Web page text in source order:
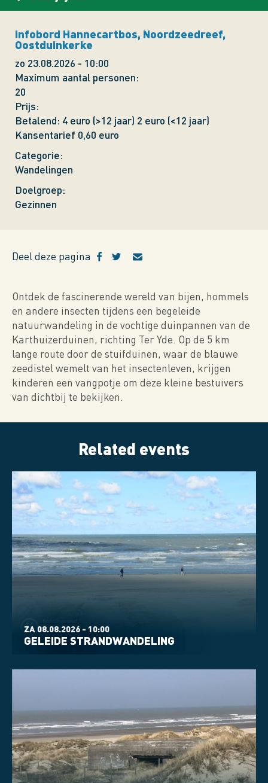
Infobord Hannecartbos, Noordzeedreef,
Oostduinkerke
zo 23.08.2026 - 10:00
Maximum aantal personen
20
Prijs
Betalend: 4 euro (>12 jaar) 2 euro (<12 jaar)
Kansentarief 0,60 euro
Categorie
Wandelingen
Doelgroep
Gezinnen
Deel deze pagina
Ontdek de fascinerende wereld van bijen, hommels
en andere insecten tijdens een begeleide
natuurwandeling in de vochtige duinpannen van de
Karthuizerduinen, richting Ter Yde. Op de 5 km
lange route door de stuifduinen, waar de blauwe
zeedistel wemelt van het insectenleven, krijgen
kinderen een vangpotje om deze kleine bestuivers
van dichtbij te bekijken.
Related events
ZA 08.08.2026 - 10:00
GELEIDE STRANDWANDELING